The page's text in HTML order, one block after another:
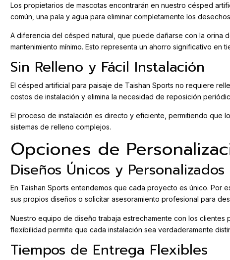
Los propietarios de mascotas encontrarán en nuestro césped
común, una pala y agua para eliminar completamente los
A diferencia del césped natural, que puede dañarse con la orina
mantenimiento mínimo. Esto representa un ahorro significativo en
Sin Relleno y Fácil Instalación
El césped artificial para paisaje de Taishan Sports no requiere
costos de instalación y elimina la necesidad de reposición
El proceso de instalación es directo y eficiente, permitiendo que
sistemas de relleno complejos.
Opciones de
Diseños Únicos y Personalizados
En Taishan Sports entendemos que cada proyecto es único. Por
sus propios diseños o solicitar asesoramiento profesional para
Nuestro equipo de diseño trabaja estrechamente con los
flexibilidad permite que cada instalación sea verdaderamente
Tiempos de Entrega Flexibles